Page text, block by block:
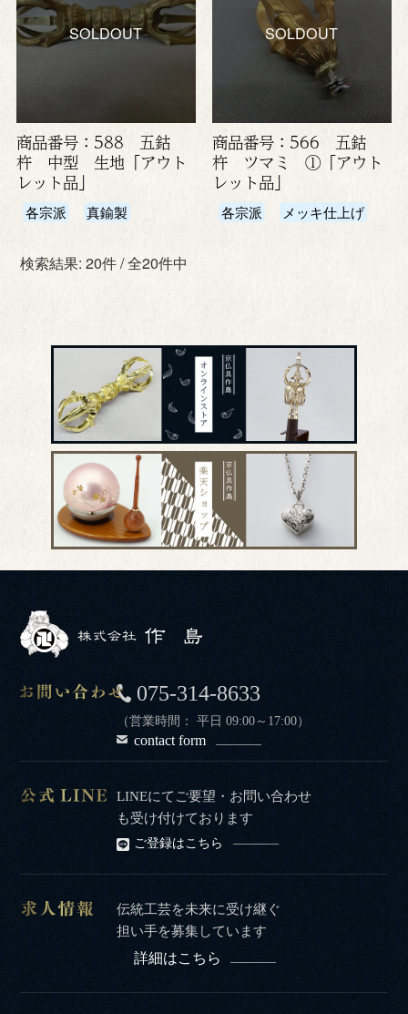
SOLDOUT
商品番号：588 五鈷
杵 中型 生地「アウト
レット品」
各宗派 真鍮製
SOLDOUT
商品番号：566 五鈷
杵 ツマミ ①「アウト
レット品」
各宗派 メッキ仕上げ
検索結果: 20件 / 全20件中
075-314-8633
（営業時間： 平日 09:00～17:00）
contact form
LINEにてご要望・お問い合わせ
も受け付けております
ご登録はこちら
伝統工芸を未来に受け継ぐ
担い手を募集しています
詳細はこちら